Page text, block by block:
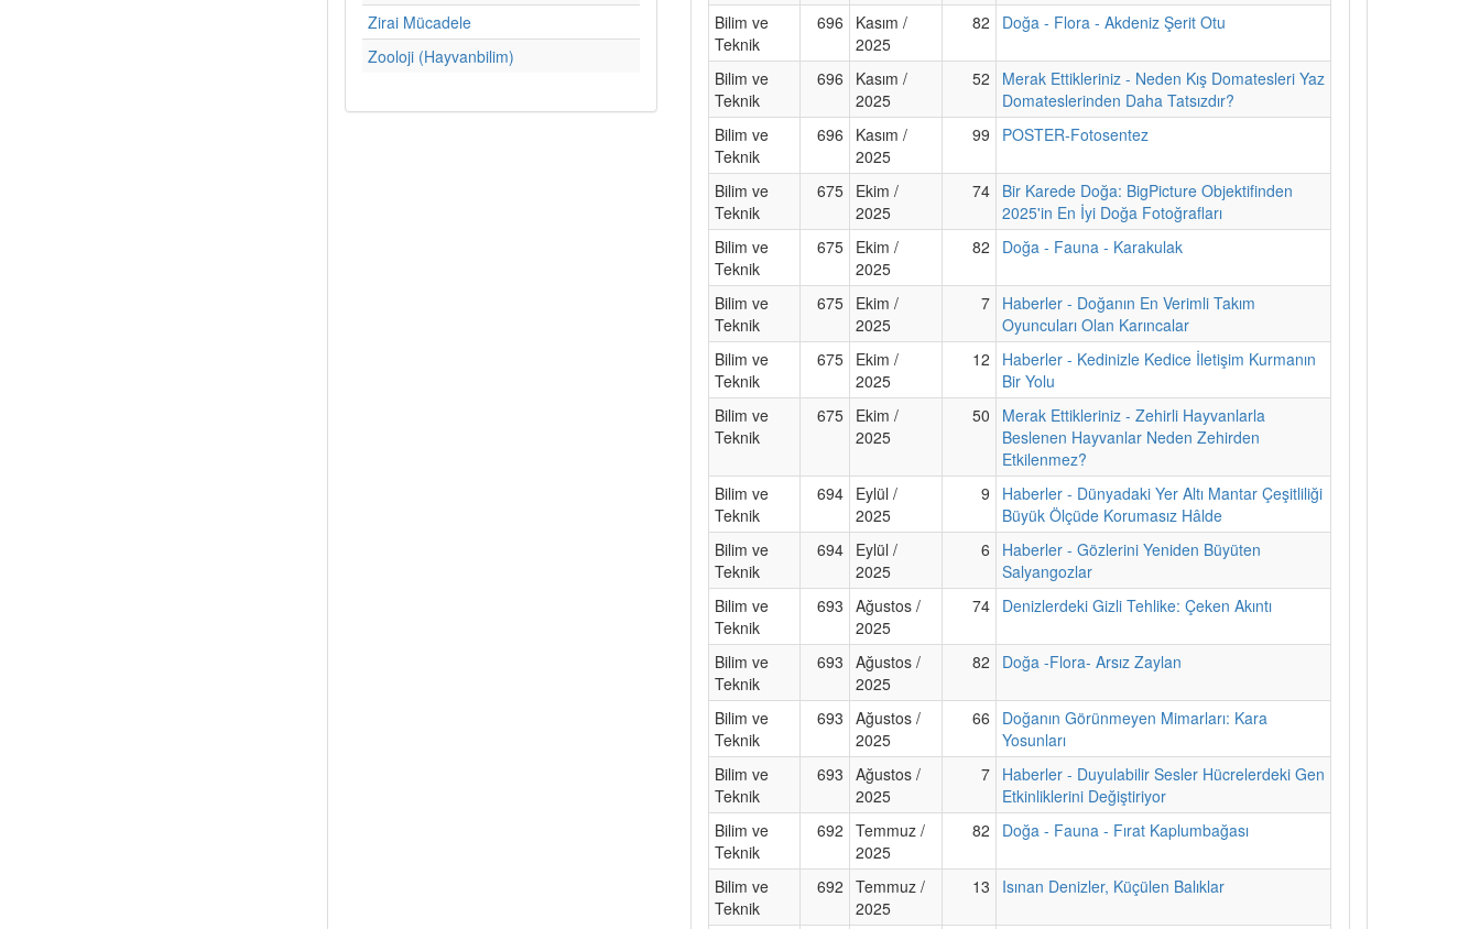
Zirai Mücadele
Zooloji (Hayvanbilim)
Bilim ve
Teknik
696
Kasım /
2025
82 Doğa - Flora - Akdeniz Şerit Otu
Bilim ve
Teknik
696
Kasım /
2025
52
Merak Ettikleriniz - Neden Kış Domatesleri Yaz
Domateslerinden Daha Tatsızdır?
Bilim ve
Teknik
696
Kasım /
2025
99 POSTER-Fotosentez
Bilim ve
Teknik
675 Ekim /
2025
74 Bir Karede Doğa: BigPicture Objektifinden
2025'in En İyi Doğa Fotoğrafları
Bilim ve
Teknik
675 Ekim /
2025
82 Doğa - Fauna - Karakulak
Bilim ve
Teknik
675 Ekim /
2025
7 Haberler - Doğanın En Verimli Takım
Oyuncuları Olan Karıncalar
Bilim ve
Teknik
675 Ekim /
2025
12
Haberler - Kedinizle Kedice İletişim Kurmanın
Bir Yolu
Bilim ve
Teknik
675 Ekim /
2025
50
Merak Ettikleriniz - Zehirli Hayvanlarla
Beslenen Hayvanlar Neden Zehirden
Etkilenmez?
Bilim ve
Teknik
694 Eylül /
2025
9
Haberler - Dünyadaki Yer Altı Mantar Çeşitliliği
Büyük Ölçüde Korumasız Hâlde
Bilim ve
Teknik
694 Eylül /
2025
6
Haberler - Gözlerini Yeniden Büyüten
Salyangozlar
Bilim ve
Teknik
693
Ağustos /
2025
74 Denizlerdeki Gizli Tehlike: Çeken Akıntı
Bilim ve
Teknik
693
Ağustos /
2025
82 Doğa -Flora- Arsız Zaylan
Bilim ve
Teknik
693
Ağustos /
2025
66
Doğanın Görünmeyen Mimarları: Kara
Yosunları
Bilim ve
Teknik
693
Ağustos /
2025
7 Haberler - Duyulabilir Sesler Hücrelerdeki Gen
Etkinliklerini Değiştiriyor
Bilim ve
Teknik
692
Temmuz /
2025
82 Doğa - Fauna - Fırat Kaplumbağası
Bilim ve
Teknik
692
Temmuz /
2025
13 Isınan Denizler, Küçülen Balıklar